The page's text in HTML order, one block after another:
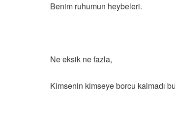
Benim ruhumun heybeleri.
Ne eksik ne fazla,
Kimsenin kimseye borcu kalmadı